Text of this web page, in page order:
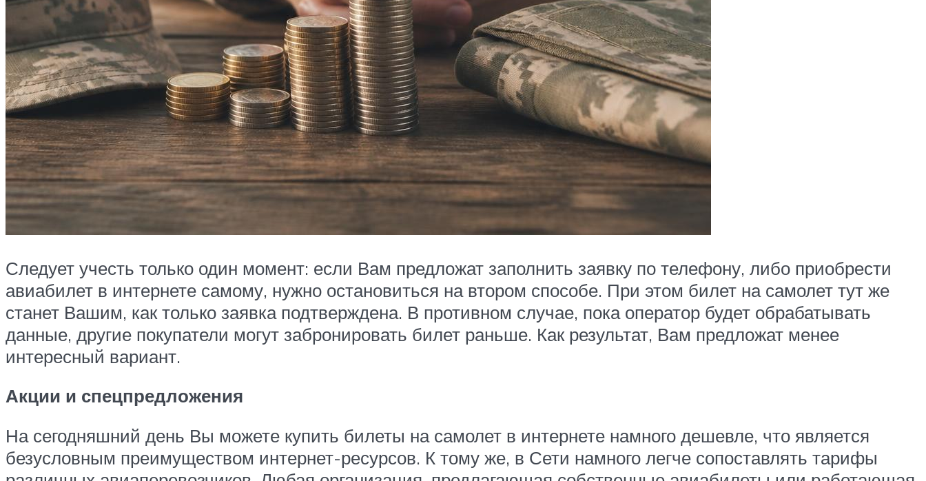
Следует учесть только один момент: если Вам предложат заполнить заявку по телефону, либо приобрести
авиабилет в интернете самому, нужно остановиться на втором способе. При этом билет на самолет тут же
станет Вашим, как только заявка подтверждена. В противном случае, пока оператор будет обрабатывать
данные, другие покупатели могут забронировать билет раньше. Как результат, Вам предложат менее
интересный вариант.
Акции и спецпредложения
На сегодняшний день Вы можете купить билеты на самолет в интернете намного дешевле, что является
безусловным преимуществом интернет-ресурсов. К тому же, в Сети намного легче сопоставлять тарифы